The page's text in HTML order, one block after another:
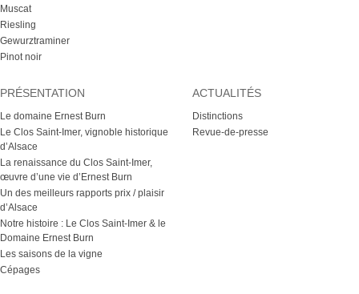
Muscat
Riesling
Gewurztraminer
Pinot noir
PRÉSENTATION
Le domaine Ernest Burn
Le Clos Saint-Imer, vignoble historique
d’Alsace
La renaissance du Clos Saint-Imer,
œuvre d’une vie d’Ernest Burn
Un des meilleurs rapports prix / plaisir
d’Alsace
Notre histoire : Le Clos Saint-Imer & le
Domaine Ernest Burn
Les saisons de la vigne
Cépages
ACTUALITÉS
Distinctions
Revue-de-presse